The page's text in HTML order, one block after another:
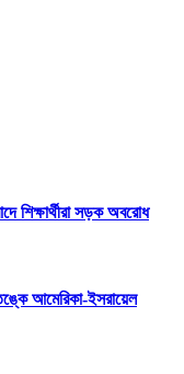
শিক্ষার্থীরা সড়ক অবরোধ
আমেরিকা-ইসরায়েল